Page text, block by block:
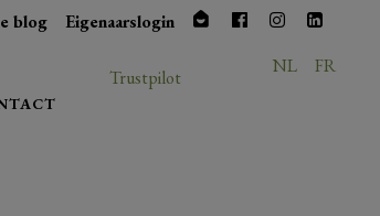
blog Eigenaarslogin
NL FR
Trustpilot